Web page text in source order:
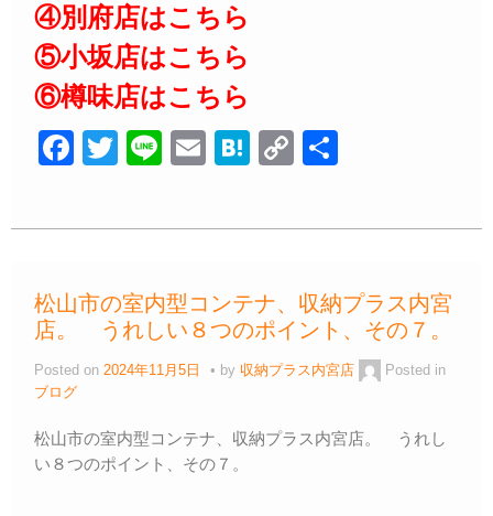
④別府店はこちら
⑤小坂店はこちら
⑥樽味店はこちら
F
c
b
o
o
k
T
tt
Li
e
E
ail
H
e
a
C
p
Li
n
k
松山市の室内型コンテナ、収納プラス内宮
店。 うれしい８つのポイント、その７。
Posted on 2024年11月5日 by 収納プラス内宮店
Posted in
ブログ
松山市の室内型コンテナ、収納プラス内宮店。 うれし
い８つのポイント、その７。